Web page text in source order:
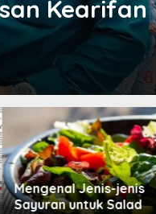
Kearifan
Tips Memilih
Berkualitas